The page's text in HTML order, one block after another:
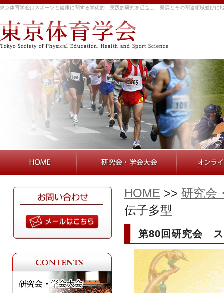
東京体育学会はスポーツと健康に関する学術的、実践的研究を促進し、発展とその関連領域並びに
HOME >> 研究会
伝子多型
第80回研究会 ス